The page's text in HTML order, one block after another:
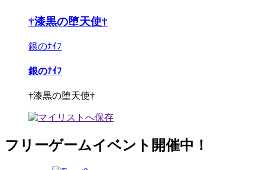
†漆黒の堕天使†
銀のﾅｲﾌ
銀のﾅｲﾌ
†漆黒の堕天使†
フリーゲームイベント開催中！